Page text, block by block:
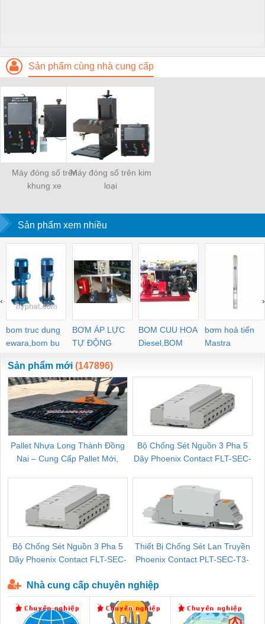
Sản phẩm cùng nhà cung cấp
Máy đóng số trên
khung xe
Máy đóng số trên kim
loại
Sản phẩm xem nhiều
bom truc dung
ewara,bom bu
ewara
BƠM ÁP LỰC
TỰ ĐỘNG
BOM CUU HOA
Diesel,BOM
CHUA CHAY
bơm hoả tiển
Mastra
‹ ›
Sản phẩm mới (147896)
Pallet Nhựa Long Thành Đồng
Nai – Cung Cấp Pallet Mới,
Bộ Chống Sét Nguồn 3 Pha 5
Dây Phoenix Contact FLT-SEC-
Bộ Chống Sét Nguồn 3 Pha 5
Dây Phoenix Contact FLT-SEC-
Thiết Bị Chống Sét Lan Truyền
Phoenix Contact PLT-SEC-T3-
Nhà cung cấp chuyên nghiệp